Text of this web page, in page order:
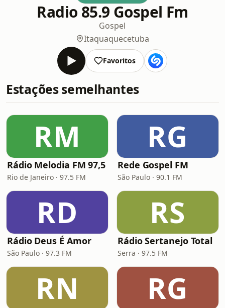
Radio 85.9 Gospel Fm
Gospel
Itaquaquecetuba
Favoritos
Estações semelhantes
RM
Rádio Melodia FM 97,5
Rio de Janeiro · 97.5 FM
RG
Rede Gospel FM
São Paulo · 90.1 FM
RD
Rádio Deus É Amor
São Paulo · 97.3 FM
RS
Rádio Sertanejo Total
Serra · 97.5 FM
RN RG